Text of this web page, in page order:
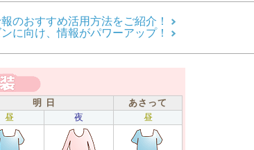
のおすすめ活用方法をご紹介！
に向け、情報がパワーアップ！
明 日
あさって
昼 夜 昼